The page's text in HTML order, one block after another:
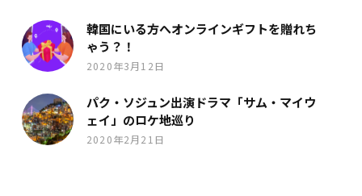
韓国にいる方へオンラインギフトを贈れち
ゃう？！
2020年3月12日
パク・ソジュン出演ドラマ「サム・マイウ
ェイ」のロケ地巡り
2020年2月21日